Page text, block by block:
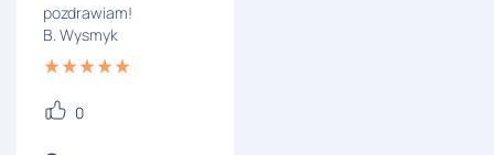
pozdrawiam!
B. Wysmyk
0